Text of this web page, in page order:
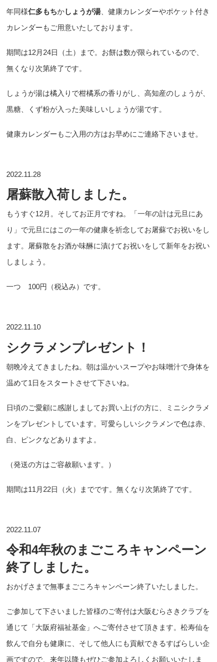
年同様仁多もちかしょうが湯 、健康カレンダーやポケット付き
カレンダーもご用意いたしております。
期間は12月24日（土）まで。お餅は数が限られているので、
無くなり次第終了です。
しょうが湯は橘入りで柑橘系の香りがし、高知産のしょうが、
黒糖、くず粉が入った美味しいしょうが湯です。
健康カレンダーもご入用の方はお早めにご連絡下さいませ。
2022.11.28
屠蘇散入荷しました。
もうすぐ12月。そしてお正月ですね。「一年の計は元旦にあ
り」で元旦にはこの一年の健康を祈念してお屠蘇でお祝いをし
ます。屠蘇散をお酒か味醂に漬けてお祝いをして新年をお祝い
しましょう。
一つ 100円（税込み）です。
2022.11.10
シクラメンプレゼント！
朝晩冷えてきましたね。朝は温かいスープやお味噌汁で身体を
温めて1日をスタートさせて下さいね。
日頃のご愛顧に感謝しましてお買い上げの方に、ミニシクラメ
ンをプレゼントしています。可愛らしいシクラメンで色は赤、
白、ピンクなどありますよ。
（発送の方はご容赦願います。）
期間は11月22日（火）までです。無くなり次第終了です。
2022.11.07
令和4年秋のまごころキャンペーン
終了しました。
おかげさまで無事まごころキャンペーン終了いたしました。
ご参加して下さいました皆様のご寄付は大阪むらさきクラブを
通じて「大阪府福祉基金」へご寄付させて頂きます。松寿仙を
飲んで自分も健康に、そして他人にも貢献できるすばらしい企
画ですので、来年以降もぜひご参加よろしくお願いいたしま